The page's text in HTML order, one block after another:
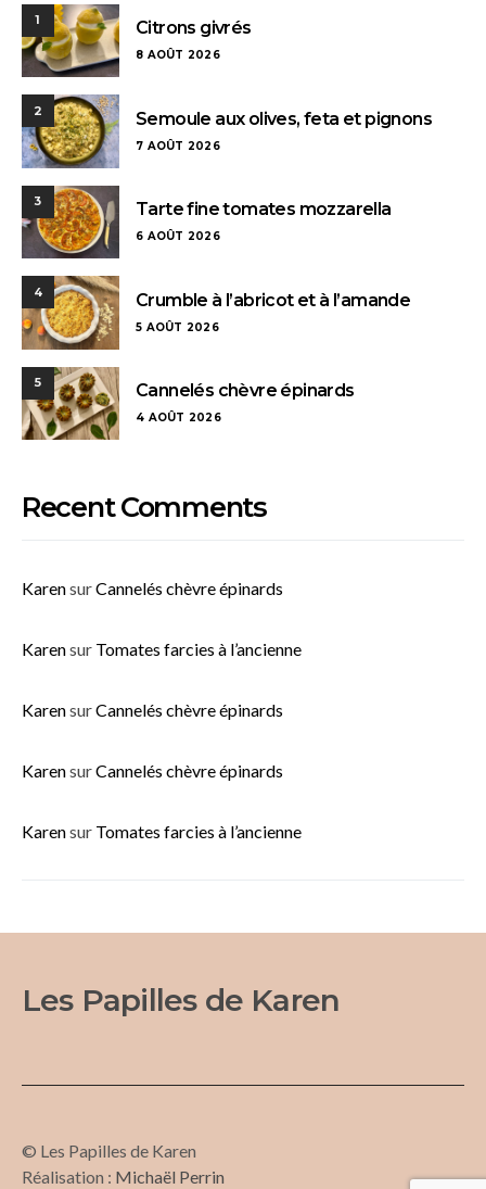
1 Citrons givrés
8 AOÛT 2026
2 Semoule aux olives, feta et pignons
7 AOÛT 2026
3 Tarte fine tomates mozzarella
6 AOÛT 2026
4 Crumble à l’abricot et à l’amande
5 AOÛT 2026
5 Cannelés chèvre épinards
4 AOÛT 2026
Recent Comments
KarensurCannelés chèvre épinards
Karensur Tomates farcies à l’ancienne
KarensurCannelés chèvre épinards
KarensurCannelés chèvre épinards
Karensur Tomates farcies à l’ancienne
Les Papilles de Karen
© Les Papilles de Karen
Réalisation : Michaël Perrin